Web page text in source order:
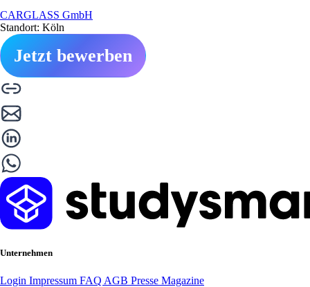
CARGLASS GmbH
Standort: Köln
Jetzt bewerben
Unternehmen
Login Impressum FAQ AGB Presse Magazine